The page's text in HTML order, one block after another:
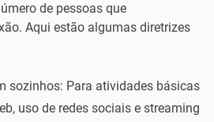
de pessoas que
Aqui estão algumas diretrizes
sozinhos: Para atividades básicas
uso de redes sociais e streaming